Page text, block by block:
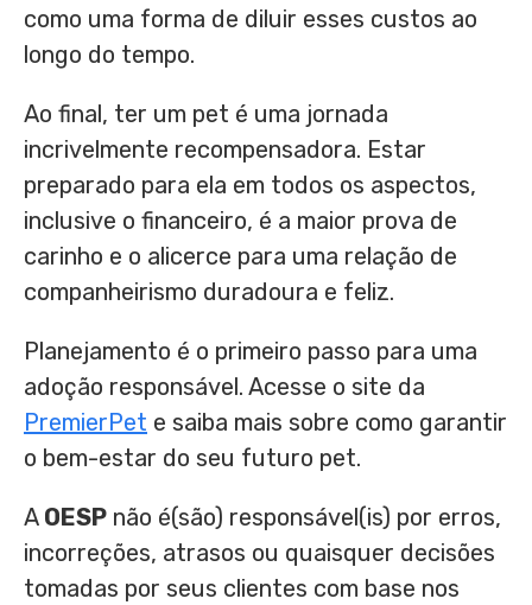
como uma forma de diluir esses custos ao
longo do tempo.
Ao final, ter um pet é uma jornada
incrivelmente recompensadora. Estar
preparado para ela em todos os aspectos,
inclusive o financeiro, é a maior prova de
carinho e o alicerce para uma relação de
companheirismo duradoura e feliz.
Planejamento é o primeiro passo para uma
adoção responsável. Acesse o site da
PremierPet e saiba mais sobre como garantir
o bem-estar do seu futuro pet.
A OESP não é(são) responsável(is) por erros,
incorreções, atrasos ou quaisquer decisões
tomadas por seus clientes com base nos